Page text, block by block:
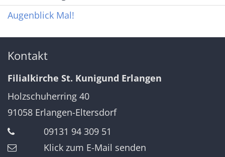
Augenblick Mal!
Kontakt
Filialkirche St. Kunigund Erlangen
Holzschuherring 40
91058 Erlangen-Eltersdorf
09131 94 309 51
Klick zum E-Mail senden